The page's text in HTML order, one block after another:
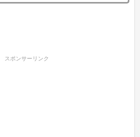
スポンサーリンク